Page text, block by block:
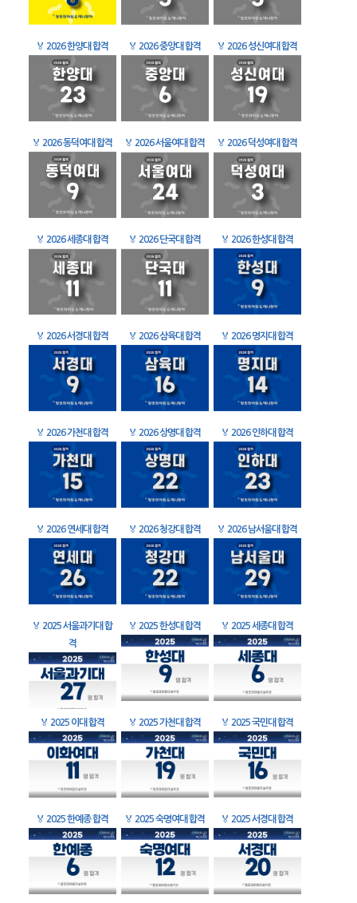
🏅 2026 한양대 합격 🏅 2026 중앙대 합격 🏅 2026 성신여대 합격
🏅 2026 동덕여대 합격 🏅 2026 서울여대 합격 🏅 2026 덕성여대 합격
🏅 2026 세종대 합격 🏅 2026 단국대 합격 🏅 2026 한성대 합격
🏅 2026 서경대 합격 🏅 2026 삼육대 합격 🏅 2026 명지대 합격
🏅 2026 가천대 합격 🏅 2026 상명대 합격 🏅 2026 인하대 합격
🏅 2026 연세대 합격 🏅 2026 청강대 합격 🏅 2026 남서울대 합격
🏅 2025 서울과기대 합
격
🏅 2025 한성대 합격 🏅 2025 세종대 합격
🏅 2025 이대 합격 🏅 2025 가천대 합격 🏅 2025 국민대 합격
🏅 2025 한예종 합격 🏅 2025 숙명여대 합격 🏅 2025 서경대 합격